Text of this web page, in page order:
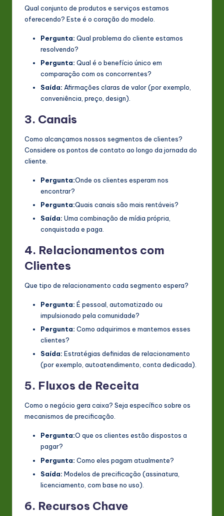
Qual conjunto de produtos e serviços estamos
oferecendo? Este é o coração do modelo.
Pergunta: Qual problema do cliente estamos
resolvendo?
Pergunta: Qual é o benefício único em
comparação com os concorrentes?
Saída: Afirmações claras de valor (por exemplo,
conveniência, preço, design).
3. Canais
Como alcançamos nossos segmentos de clientes?
Considere os pontos de contato ao longo da jornada do
cliente.
Pergunta:Onde os clientes esperam nos
encontrar?
Pergunta:Quais canais são mais rentáveis?
Saída: Uma combinação de mídia própria,
conquistada e paga.
4. Relacionamentos com
Clientes
Que tipo de relacionamento cada segmento espera?
Pergunta: É pessoal, automatizado ou
impulsionado pela comunidade?
Pergunta: Como adquirimos e mantemos esses
clientes?
Saída: Estratégias definidas de relacionamento
(por exemplo, autoatendimento, conta dedicada).
5. Fluxos de Receita
Como o negócio gera caixa? Seja específico sobre os
mecanismos de precificação.
Pergunta:O que os clientes estão dispostos a
pagar?
Pergunta: Como eles pagam atualmente?
Saída: Modelos de precificação (assinatura,
licenciamento, com base no uso).
6. Recursos Chave